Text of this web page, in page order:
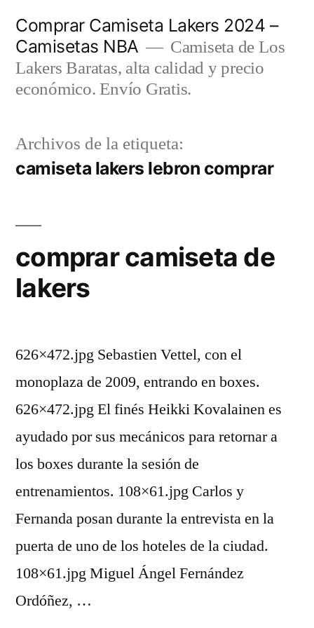
contenido
Comprar Camiseta Lakers 2024 –
Camisetas NBA
Camiseta de Los
Lakers Baratas, alta calidad y precio
económico. Envío Gratis.
Archivos de la etiqueta:
camiseta lakers lebron comprar
comprar camiseta de
lakers
626×472.jpg Sebastien Vettel, con el
monoplaza de 2009, entrando en boxes.
626×472.jpg El finés Heikki Kovalainen es
ayudado por sus mecánicos para retornar a
los boxes durante la sesión de
entrenamientos. 108×61.jpg Carlos y
Fernanda posan durante la entrevista en la
puerta de uno de los hoteles de la ciudad.
108×61.jpg Miguel Ángel Fernández
Ordóñez, …